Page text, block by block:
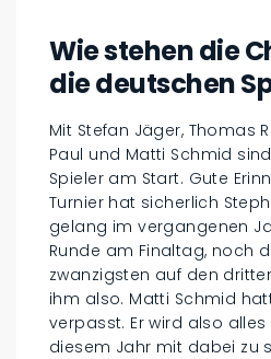
Wie stehen die
die deutschen
Mit Stefan Jäger, Thomas
Paul und Matti Schmid
Spieler am Start. Gute
Turnier hat sicherlich
gelang im vergangenen
Runde am Finaltag, noch
zwanzigsten auf den
ihm also. Matti Schmid
verpasst. Er wird also
diesem Jahr mit dabei zu